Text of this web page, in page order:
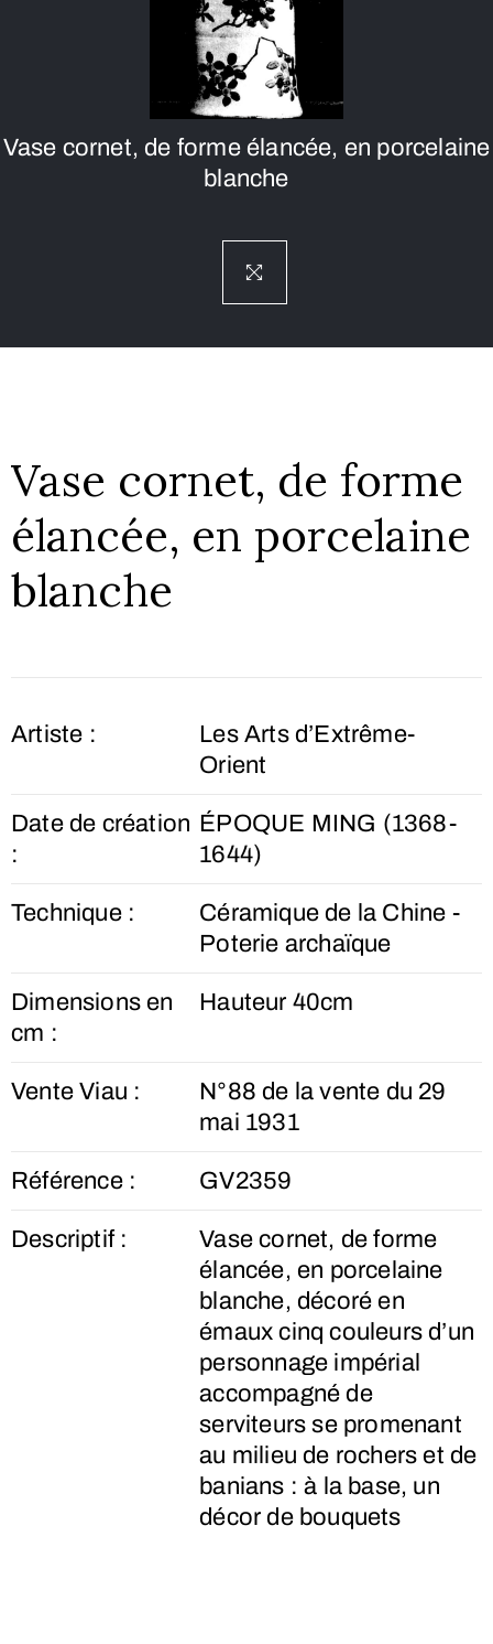
Vase cornet, de forme élancée, en porcelaine
blanche
Vase cornet, de forme
élancée, en porcelaine
blanche
Artiste :
Les Arts d’Extrême-
Orient
Date de création
:
ÉPOQUE MING (1368-
1644)
Technique :
Céramique de la Chine -
Poterie archaïque
Dimensions en
cm :
Hauteur 40cm
Vente Viau :
N°88 de la vente du 29
mai 1931
Référence : GV2359
Descriptif :
Vase cornet, de forme
élancée, en porcelaine
blanche, décoré en
émaux cinq couleurs d’un
personnage impérial
accompagné de
serviteurs se promenant
au milieu de rochers et de
banians : à la base, un
décor de bouquets